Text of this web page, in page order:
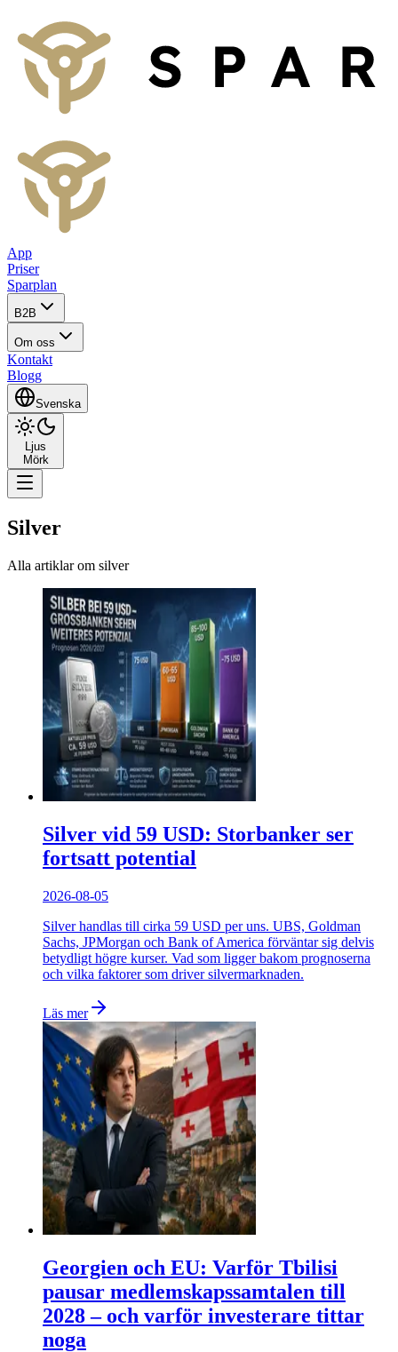
App
Priser
Sparplan
B2B
Om oss
Kontakt
Blogg
Svenska
Ljus
Mörk
Silver
Alla artiklar om silver
Silver vid 59 USD: Storbanker ser
fortsatt potential
2026-08-05
Silver handlas till cirka 59 USD per uns. UBS, Goldman
Sachs, JPMorgan och Bank of America förväntar sig delvis
betydligt högre kurser. Vad som ligger bakom prognoserna
och vilka faktorer som driver silvermarknaden.
Läs mer
Georgien och EU: Varför Tbilisi
pausar medlemskapssamtalen till
2028 – och varför investerare tittar
noga